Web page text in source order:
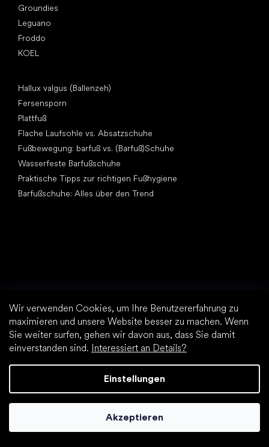
Wir verwenden Cookies, um Ihre Benutzererfahrung zu
maximieren und unsere Website besser zu machen. Wenn
Sie weiter surfen, gehen wir davon aus, dass Sie damit
einverstanden sind. Interessiert an Details?
Einstellungen
Akzeptieren
Groundies
Leguano
Froddo
KOEL
Hallux valgus (Ballenzeh)
Fersensporn
Plattfuß
Flache Laufsohle vs. Absatzschuhe
Fußbewegung: barfuß vs. (Barfuß)Schuhe
Wasserfeste Barfußschuhe
Praktische Tipps zur richtigen Fußhygiene
Barfußschuhe: Alles über den Trend
Sportschuhe
Elegante Schuhe
Sockenschuhe
Top Marken
Vivobarefoot